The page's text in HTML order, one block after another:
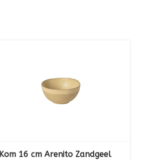
Kom 16 cm Arenito Zandgeel